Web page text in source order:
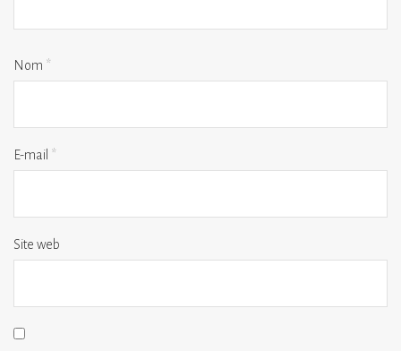
Nom *
E-mail *
Site web